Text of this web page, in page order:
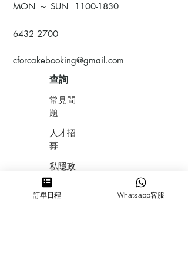
MON ～ SUN 1100-1830
6432 2700
cforcakebooking@gmail.com
查詢
常見問
題
人才招
募
私隱政
策
​積分計
訂單日程 Whatsapp客服